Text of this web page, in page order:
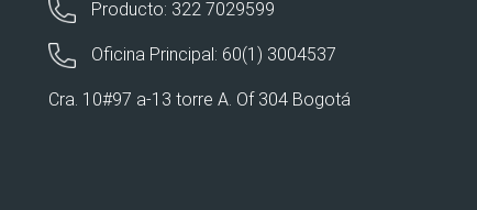
Producto: 322 7029599
Oficina Principal: 60(1) 3004537
Cra. 10#97 a-13 torre A. Of 304 Bogotá